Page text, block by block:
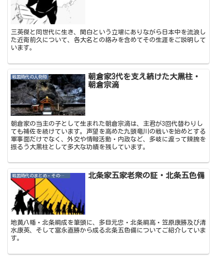
三英傑と同世代に生き、関白という立場にありながら日本中を流浪し
た近衛前久について、各大名との絡みを含めてその生涯をご説明して
います。
戦国時代の人物録
朝倉家3代を支え続けた大黒柱・
朝倉宗滴
朝倉家の当主の子として生まれた朝倉宗滴は、主君が3回代替わりし
ても補佐を続けています。声望を高めた九頭竜川の戦いを始めとする
軍事面だけでなく、外交や情報活動・内政など、多岐に渡って辣腕を
振るう大黒柱として多大な功績を残しています。
戦国時代のまとめ・その他記事 北条家五家老衆の証・北条五色備
地黄八幡・北条綱成を筆頭に、多目元忠・北条綱高・笠原康勝及び清
水康英、そして富永直勝から成る北条五色備についてご紹介していま
す。